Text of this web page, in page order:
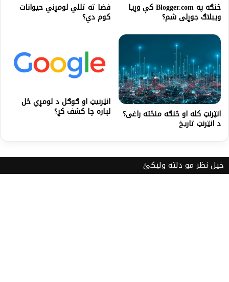
څنګه په Blogger.com کې وړیا
ویبلاګ جوړلی شم؟
فضا ته تللي لومړني حیوانات
کوم دي؟
انټرنټ کله او څنګه منځته راغی؟
د انټرنټ تاریخ
انټرنیټ او ګوګل د لومړي ځل
لپاره چا کشف کړ؟
خپل نظر مو دلته ولیکئ